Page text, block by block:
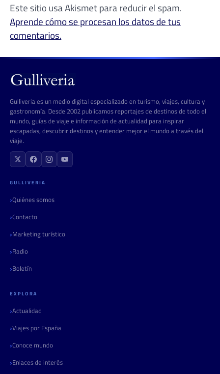
Este sitio usa Akismet para reducir el spam.
Aprende cómo se procesan los datos de tus
comentarios.
Gulliveria es un medio digital especializado en turismo, viajes, cultura y
gastronomía. Desde 2002 publicamos reportajes de destinos de todo el
mundo, guías de viaje e información de actualidad para inspirar
escapadas, descubrir destinos y entender mejor el mundo a través del
viaje.
GULLIVERIA
Quiénes somos
Contacto
Marketing turístico
Radio
Boletín
EXPLORA
Actualidad
Viajes por España
Conoce mundo
Enlaces de interés